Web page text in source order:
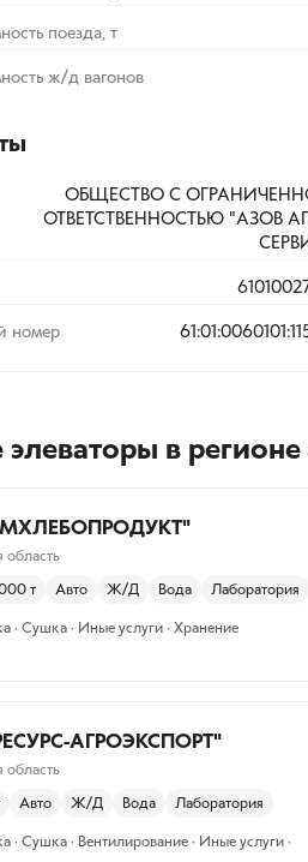
поезда, т
ж/д вагонов
ОБЩЕСТВО С
ОТВЕТСТВЕННОСТЬЮ "АЗОВ
номер
элеваторы в
область
т Авто Ж/Д Вода Лаборатория
· Сушка · Иные услуги · Хранение
АГРОЭКСПОРТ"
область
Авто Ж/Д Вода Лаборатория
· Сушка · Вентилирование · Иные услуги ·